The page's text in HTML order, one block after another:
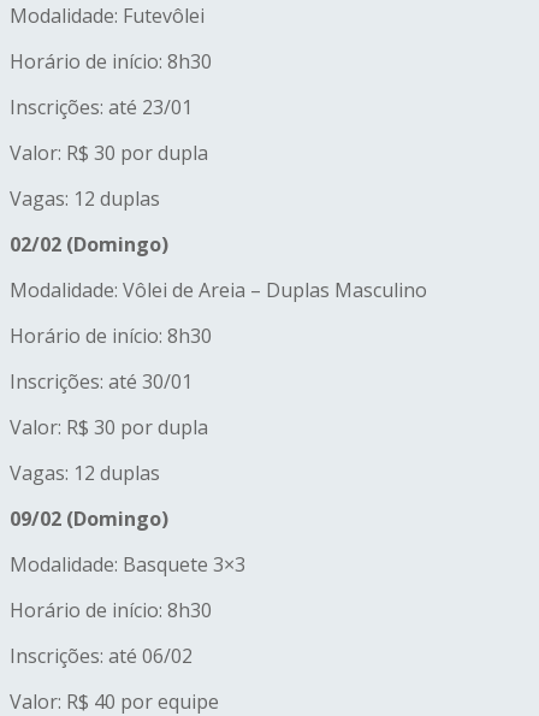
Modalidade: Futevôlei
Horário de início: 8h30
Inscrições: até 23/01
Valor: R$ 30 por dupla
Vagas: 12 duplas
02/02 (Domingo)
Modalidade: Vôlei de Areia – Duplas Masculino
Horário de início: 8h30
Inscrições: até 30/01
Valor: R$ 30 por dupla
Vagas: 12 duplas
09/02 (Domingo)
Modalidade: Basquete 3×3
Horário de início: 8h30
Inscrições: até 06/02
Valor: R$ 40 por equipe